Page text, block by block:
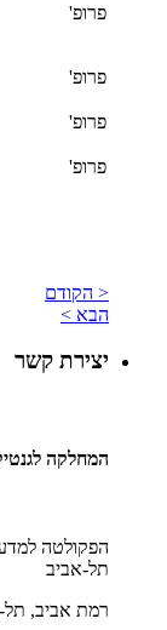
פרופ'
פרופ'
פרופ'
פרופ'
< הקודם
הבא >
יצירת קשר
המחלקה
הפקולטה
תל-אביב
רמת אביב, תל-אביב,